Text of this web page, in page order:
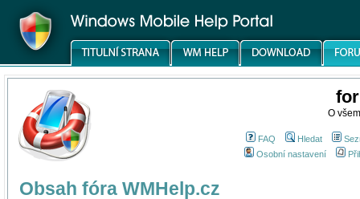
O
FAQ Hledat
Osobní nastavení
Obsah fóra WMHelp.cz